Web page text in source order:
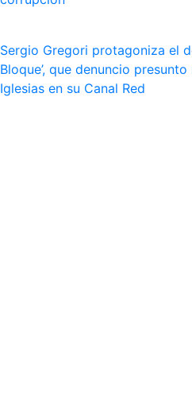
Sergio Gregori protagoniza el
Bloque’, que denuncio
Iglesias en su Canal Red